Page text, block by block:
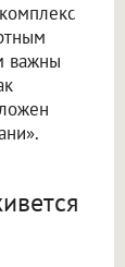
важны